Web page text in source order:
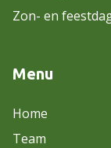
Zon- en
Menu
Home
Team